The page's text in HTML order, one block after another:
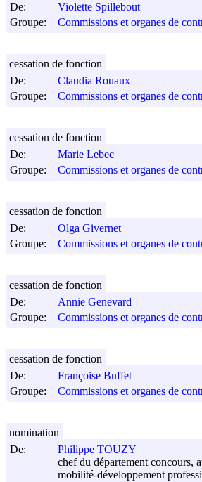
De:
Violette Spillebout
Groupe:
Commissions et organes de
De:
Claudia Rouaux
Groupe:
Commissions et organes de
cessation de fonction
De:
Marie Lebec
Groupe:
Commissions et organes de
cessation de fonction
De:
Olga Givernet
Groupe:
Commissions et organes de
cessation de fonction
De:
Annie Genevard
Groupe:
Commissions et organes de
cessation de fonction
De:
Françoise Buffet
Groupe:
Commissions et organes de
cessation de fonction
De:
Philippe TOUZY
chef du département concours,
mobilité-développement
nomination